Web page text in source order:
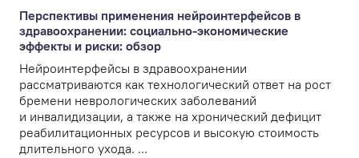
Перспективы применения нейроинтерфейсов в
здравоохранении: социально-экономические
эффекты и риски: обзор
Нейроинтерфейсы в здравоохранении
рассматриваются как технологический ответ на рост
бремени неврологических заболеваний
и инвалидизации, а также на хронический дефицит
реабилитационных ресурсов и высокую стоимость
длительного ухода. ...